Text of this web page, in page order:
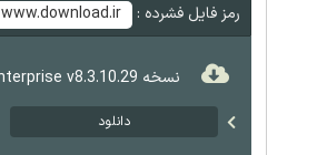
رمز فایل فشرده :
www.download.ir
نسخه Enterprise v8.3.10.29
دانلود